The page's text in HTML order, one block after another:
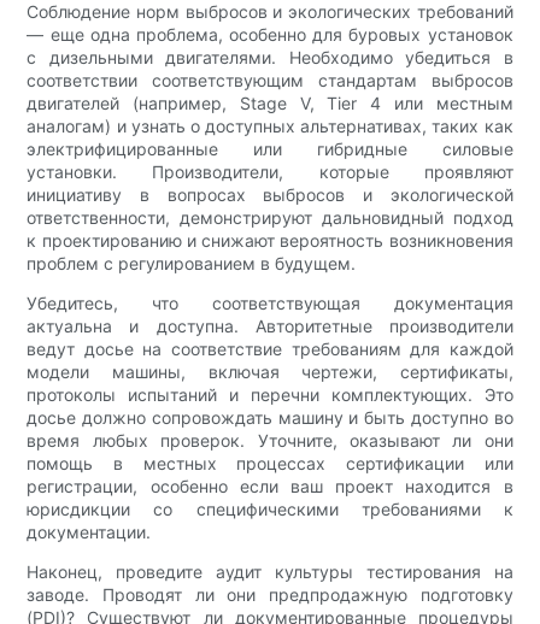
Соблюдение норм выбросов и экологических требований
— еще одна проблема, особенно для буровых установок
с дизельными двигателями. Необходимо убедиться в
соответствии соответствующим стандартам выбросов
двигателей (например, Stage V, Tier 4 или местным
аналогам) и узнать о доступных альтернативах, таких как
электрифицированные или гибридные силовые
установки. Производители, которые проявляют
инициативу в вопросах выбросов и экологической
ответственности, демонстрируют дальновидный подход
к проектированию и снижают вероятность возникновения
проблем с регулированием в будущем.
Убедитесь, что соответствующая документация
актуальна и доступна. Авторитетные производители
ведут досье на соответствие требованиям для каждой
модели машины, включая чертежи, сертификаты,
протоколы испытаний и перечни комплектующих. Это
досье должно сопровождать машину и быть доступно во
время любых проверок. Уточните, оказывают ли они
помощь в местных процессах сертификации или
регистрации, особенно если ваш проект находится в
юрисдикции со специфическими требованиями к
документации.
Наконец, проведите аудит культуры тестирования на
заводе. Проводят ли они предпродажную подготовку
(PDI)? Существуют ли документированные процедуры